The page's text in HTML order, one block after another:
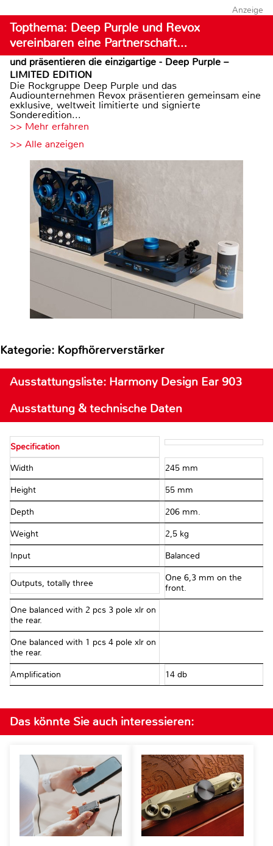
Anzeige
Topthema: Deep Purple und Revox
vereinbaren eine Partnerschaft…
und präsentieren die einzigartige - Deep Purple –
LIMITED EDITION
Die Rockgruppe Deep Purple und das
Audiounternehmen Revox präsentieren gemeinsam eine
exklusive, weltweit limitierte und signierte
Sonderedition...
>> Mehr erfahren
>> Alle anzeigen
Kategorie: Kopfhörerverstärker
Ausstattungsliste: Harmony Design Ear 903
Ausstattung & technische Daten
Specification
Width 245 mm
Height 55 mm
Depth 206 mm.
Weight 2,5 kg
Input Balanced
Outputs, totally three
One 6,3 mm on the
front.
One balanced with 2 pcs 3 pole xlr on
the rear.
One balanced with 1 pcs 4 pole xlr on
the rear.
Amplification 14 db
Das könnte Sie auch interessieren: